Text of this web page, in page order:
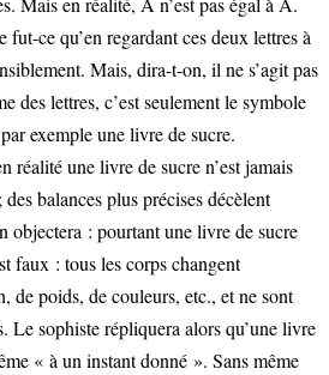
fut-ce qu’en regardant ces deux lettres à
Mais, dira-t-on, il ne s’agit pas
des lettres, c’est seulement le symbole
exemple une livre de sucre.
réalité une livre de sucre n’est jamais
balances plus précises décèlent
objectera : pourtant une livre de sucre
faux : tous les corps changent
de poids, de couleurs, etc., et ne sont
Le sophiste répliquera alors qu’une livre
« à un instant donné ». Sans même